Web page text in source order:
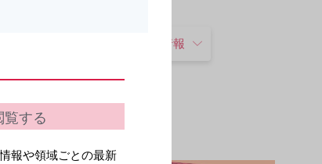
製品基本情報
覧する
報や領域ごとの最新